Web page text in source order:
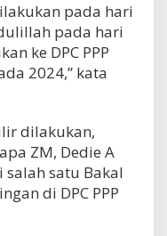
pada hari
pada hari
ke DPC PPP
2024,” kata
dilakukan,
ZM, Dedie A
salah satu Bakal
di DPC PPP